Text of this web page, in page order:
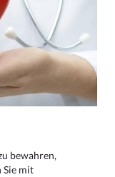
bewahren,
Sie mit